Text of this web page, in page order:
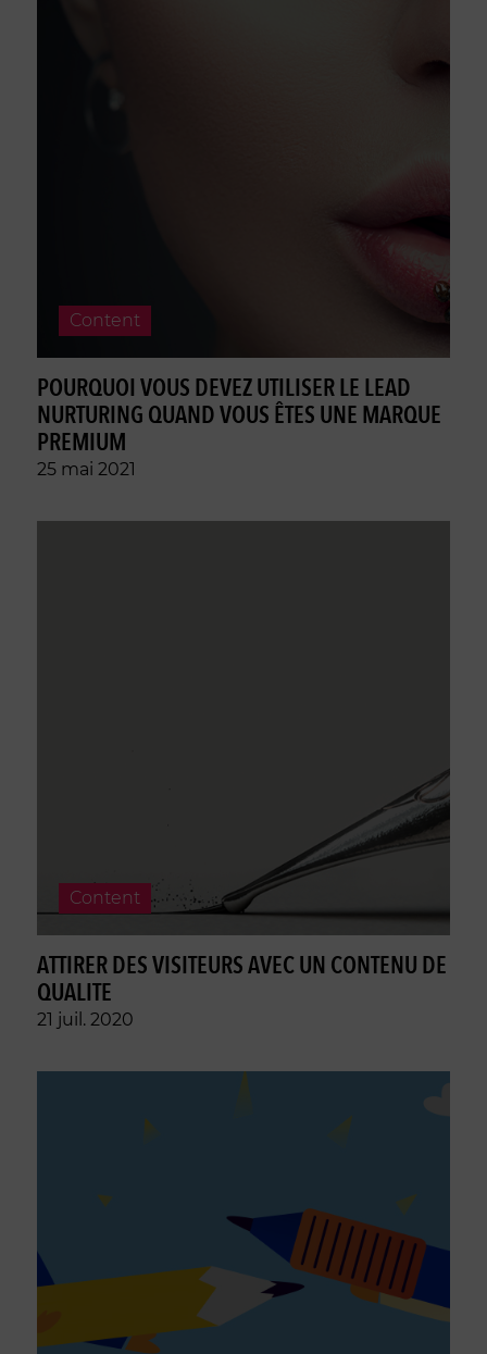
Content
POURQUOI VOUS DEVEZ UTILISER LE LEAD
NURTURING QUAND VOUS ÊTES UNE MARQUE
PREMIUM
25 mai 2021
Content
ATTIRER DES VISITEURS AVEC UN CONTENU DE
QUALITE
21 juil. 2020